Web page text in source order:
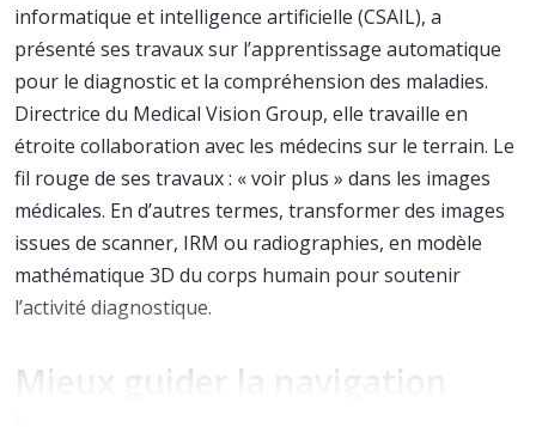
informatique et intelligence artificielle (CSAIL), a
présenté ses travaux sur l’apprentissage automatique
pour le diagnostic et la compréhension des maladies.
Directrice du Medical Vision Group, elle travaille en
étroite collaboration avec les médecins sur le terrain. Le
fil rouge de ses travaux : « voir plus » dans les images
médicales. En d’autres termes, transformer des images
issues de scanner, IRM ou radiographies, en modèle
mathématique 3D du corps humain pour soutenir
l’activité diagnostique.
Mieux guider la navigation